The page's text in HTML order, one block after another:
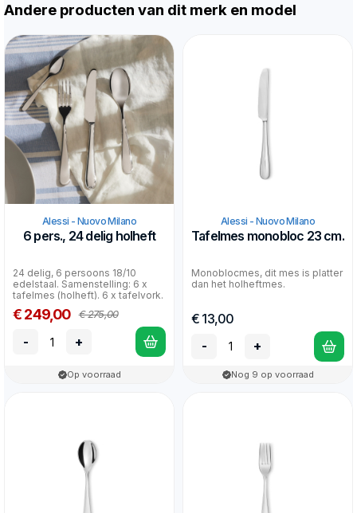
Andere producten van dit merk en model
Alessi - Nuovo Milano
6 pers., 24 delig holheft
24 delig, 6 persoons 18/10
edelstaal. Samenstelling: 6 x
tafelmes (holheft). 6 x tafelvork.
€ 249,00 € 275,00
- +
Op voorraad
Alessi - Nuovo Milano
Tafelmes monobloc 23 cm.
Monoblocmes, dit mes is platter
dan het holheftmes.
€ 13,00
-
+
Nog 9 op voorraad